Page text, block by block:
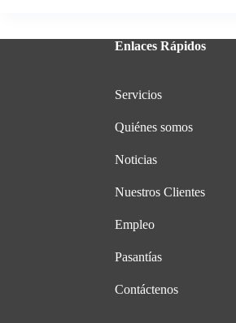
Enlaces Rápidos
Servicios
Quiénes somos
Noticias
Nuestros Clientes
Empleo
Pasantías
Contáctenos